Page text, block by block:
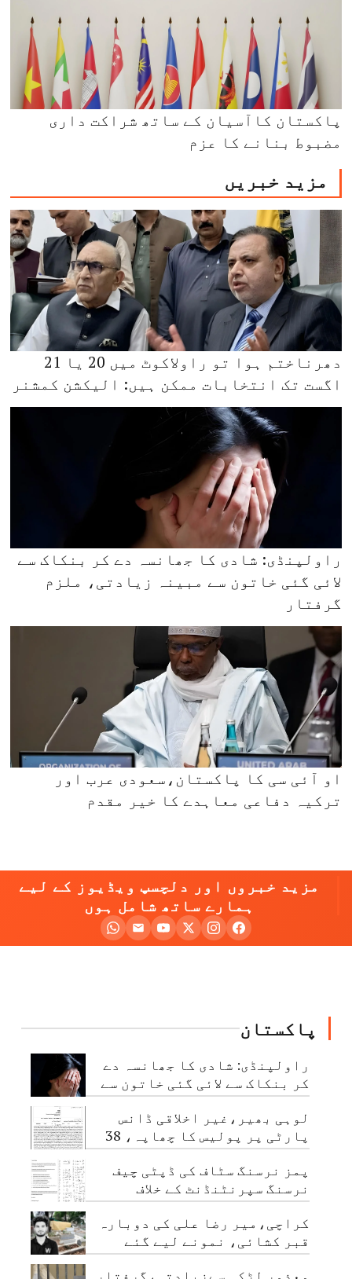
پاکستان کاآسیان کے ساتھ شراکت داری
مضبوط بنانے کا عزم
مزید خبریں
دھرناختم ہوا تو راولاکوٹ میں 20 یا 21
اگست تک انتخابات ممکن ہیں: الیکشن کمشنر
راولپنڈی: شادی کا جھانسہ دے کر بنکاک سے
لائی گئی خاتون سے مبینہ زیادتی، ملزم
گرفتار
او آئی سی کا پاکستان،سعودی عرب اور
ترکیہ دفاعی معاہدے کا خیر مقدم
مزید خبروں اور دلچسپ ویڈیوز کے لیے
ہمارے ساتھ شامل ہوں
پاکستان
راولپنڈی: شادی کا جھانسہ دے
کر بنکاک سے لائی گئی خاتون سے
مبینہ زیادتی، ملزم گرفتار
لوہی بھیر،غیر اخلاقی ڈانس
پارٹی پر پولیس کا چھاپہ، 38
نوجوان گرفتار
پمز نرسنگ سٹاف کی ڈپٹی چیف
نرسنگ سپرنٹنڈنٹ کے خلاف
اجتماعی شکایت
کراچی،میر رضا علی کی دوبارہ
قبر کشائی، نمونے لیے گئے
معذور لڑکی سےزیادتی،گرفتار